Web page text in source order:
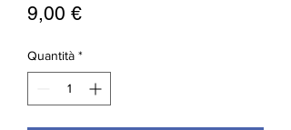
9,00 €Prezzo
Quantità *